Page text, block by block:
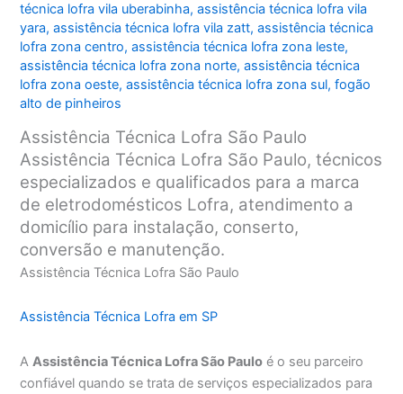
técnica lofra vila uberabinha,assistência técnica lofra vila
yara,assistência técnica lofra vila zatt,assistência técnica
lofra zona centro,assistência técnica lofra zona leste,
assistência técnica lofra zona norte,assistência técnica
lofra zona oeste,assistência técnica lofra zona sul,fogão
alto de pinheiros
Assistência Técnica Lofra São Paulo
Assistência Técnica Lofra São Paulo, técnicos
especializados e qualificados para a marca
de eletrodomésticos Lofra, atendimento a
domicílio para instalação, conserto,
conversão e manutenção.
Assistência Técnica Lofra São Paulo
Assistência Técnica Lofra em SP
AAssistência Técnica Lofra São Paulo é o seu parceiro
confiável quando se trata de serviços especializados para